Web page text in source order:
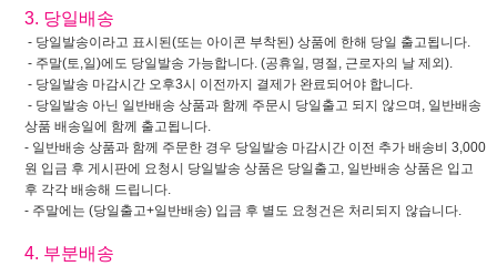
3. 당일배송
- 당일발송이라고 표시된(또는 아이콘 부착된) 상품에 한해 당일 출고됩니다.
- 주말(토,일)에도 당일발송 가능합니다. (공휴일, 명절, 근로자의 날 제외).
- 당일발송 마감시간 오후3시 이전까지 결제가 완료되어야 합니다.
- 당일발송 아닌 일반배송 상품과 함께 주문시 당일출고 되지 않으며, 일반배송
상품 배송일에 함께 출고됩니다.
- 일반배송 상품과 함께 주문한 경우 당일발송 마감시간 이전 추가 배송비 3,000
원 입금 후 게시판에 요청시 당일발송 상품은 당일출고, 일반배송 상품은 입고
후 각각 배송해 드립니다.
- 주말에는 (당일출고+일반배송) 입금 후 별도 요청건은 처리되지 않습니다.
4. 부분배송